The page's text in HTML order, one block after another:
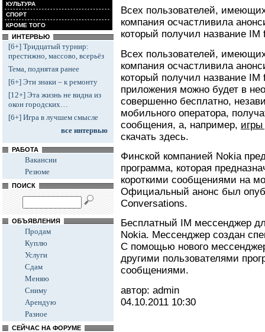
КУЛЬТУРА
СПОРТ
КРОМЕ ТОГО
ИНТЕРВЬЮ
[6+] Тридцатый турнир:
престижно, массово, всерьёз
Тема, поднятая ранее
[6+] Эти знаки – к ремонту
[12+] Эта жизнь не видна из
окон городских…
[6+] Игра в лучшем смысле
все интервью
РАБОТА
Вакансии
Резюме
ПОИСК
ОБЪЯВЛЕНИЯ
Продам
Куплю
Услуги
Сдам
Меняю
Сниму
Арендую
Разное
СЕЙЧАС НА ФОРУМЕ
Всех пользователей,
компания осчастливила
который получил название IM
Всех пользователей,
компания осчастливила
который получил название
приложения можно будет в
совершенно бесплатно,
мобильного оператора,
сообщения, а, например, игры
скачать здесь.
Финской компанией Nokia
программа, которая
короткими сообщениями на
Официальный анонс был
Conversations.
Бесплатный IM мессенджер
Nokia. Мессенджер создан
С помощью нового
другими пользователями
сообщениями.
автор: admin
04.10.2011 10:30